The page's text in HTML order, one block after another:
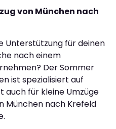
von München nach
Unterstützung für deinen
nach einem
Der Sommer
ist spezialisiert auf
auch für kleine Umzüge
München nach Krefeld